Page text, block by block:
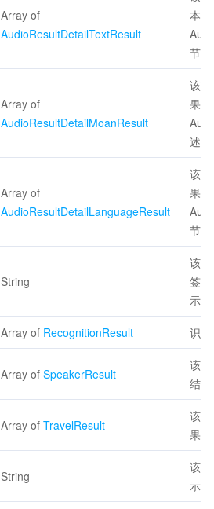
Array of
AudioResultDetailTextResult
本
节
Array of
AudioResultDetailMoanResult
该
果
述。
Array of
AudioResultDetailLanguageResult
该
果
节
String
该
签。
示
Array of RecognitionResult 识
Array of SpeakerResult
该
结果
Array of TravelResult
该
果
String
该
示